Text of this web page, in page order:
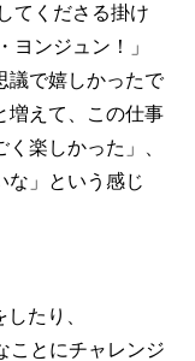
てくださる掛け
ヨンジュン！」
議で嬉しかったで
増えて、この仕事
楽しかった」、
な」という感じ
たり、
ことにチャレンジ